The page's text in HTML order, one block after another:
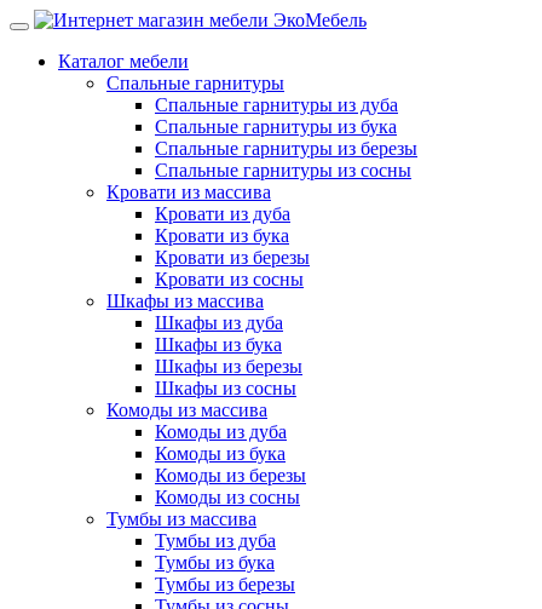
Каталог мебели
Спальные гарнитуры
Спальные гарнитуры из дуба
Спальные гарнитуры из бука
Спальные гарнитуры из березы
Спальные гарнитуры из сосны
Кровати из массива
Кровати из дуба
Кровати из бука
Кровати из березы
Кровати из сосны
Шкафы из массива
Шкафы из дуба
Шкафы из бука
Шкафы из березы
Шкафы из сосны
Комоды из массива
Комоды из дуба
Комоды из бука
Комоды из березы
Комоды из сосны
Тумбы из массива
Тумбы из дуба
Тумбы из бука
Тумбы из березы